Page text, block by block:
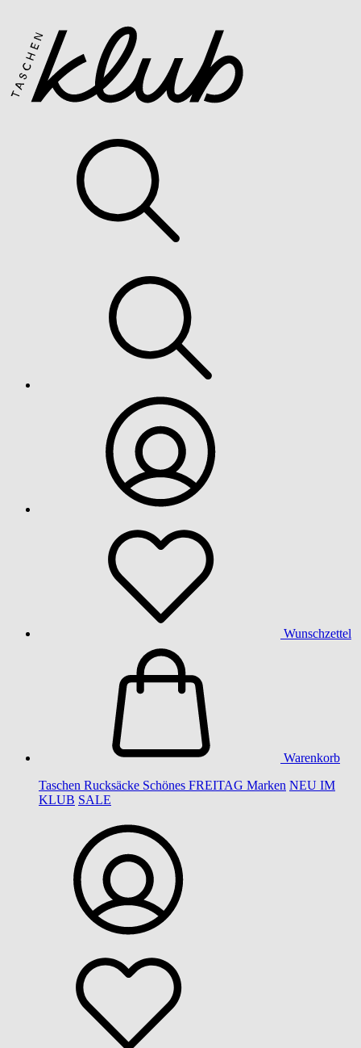
Wunschzettel
Warenkorb
Taschen Rucksäcke Schönes FREITAG Marken NEU IM
KLUB SALE